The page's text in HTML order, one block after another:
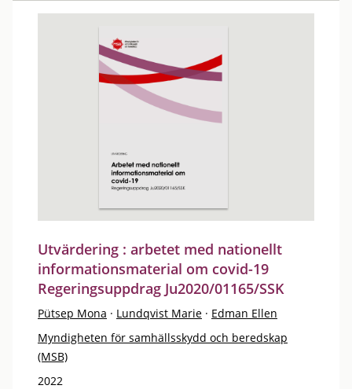
Utvärdering : arbetet med nationellt
informationsmaterial om covid-19
Regeringsuppdrag Ju2020/01165/SSK
Pütsep Mona · Lundqvist Marie · Edman Ellen
Myndigheten för samhällsskydd och beredskap
(MSB)
2022